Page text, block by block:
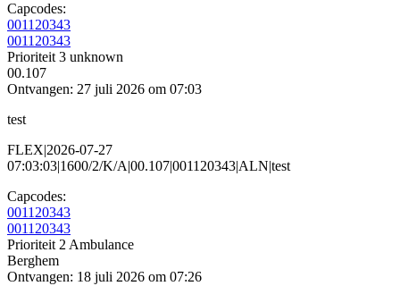
Capcodes:
001120343
001120343
Prioriteit 3 unknown
00.107
Ontvangen: 27 juli 2026 om 07:03
test
FLEX|2026-07-27
07:03:03|1600/2/K/A|00.107|001120343|ALN|test
Capcodes:
001120343
001120343
Prioriteit 2 Ambulance
Berghem
Ontvangen: 18 juli 2026 om 07:26